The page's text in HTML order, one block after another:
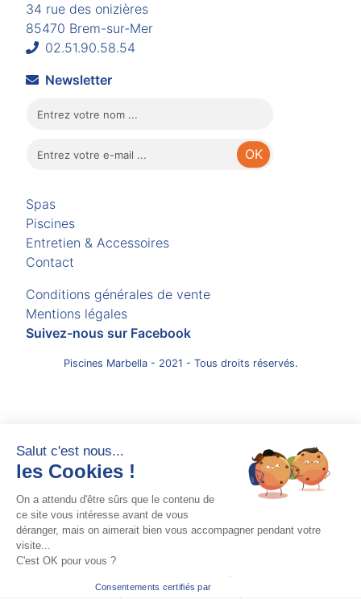
34 rue des onizières
85470 Brem-sur-Mer
02.51.90.58.54
Newsletter
Spas
Piscines
Entretien & Accessoires
Contact
Conditions générales de vente
Mentions légales
Suivez-nous sur Facebook
Piscines Marbella - 2021 - Tous droits réservés.
Salut c'est nous...
les Cookies !
On a attendu d'être sûrs que le contenu de
ce site vous intéresse avant de vous
déranger, mais on aimerait bien vous accompagner pendant votre
visite...
C'est OK pour vous ?
Consentements certifiés par